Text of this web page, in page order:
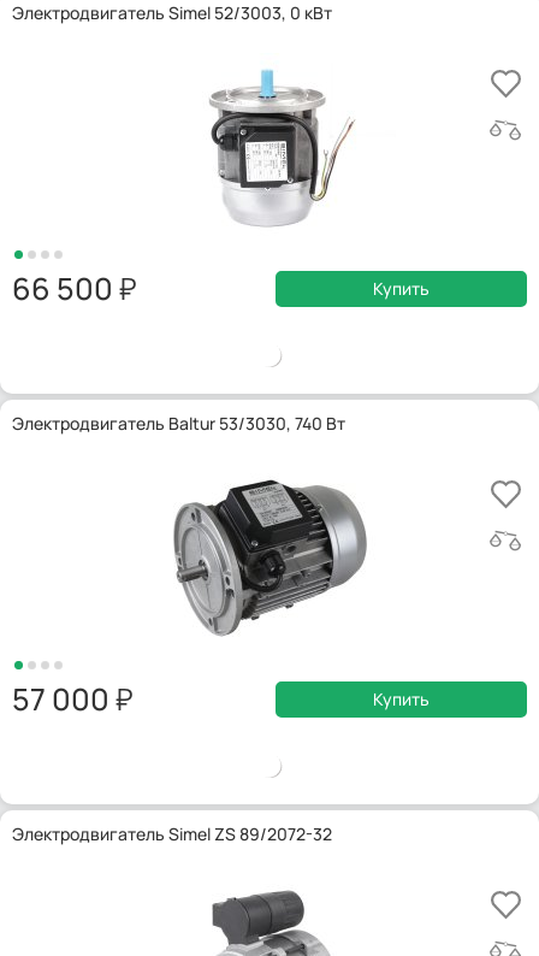
Электродвигатель Simel 52/3003, 0 кВт
66 500 Купить
Электродвигатель Baltur 53/3030, 740 Вт
57 000 Купить
Электродвигатель Simel ZS 89/2072-32